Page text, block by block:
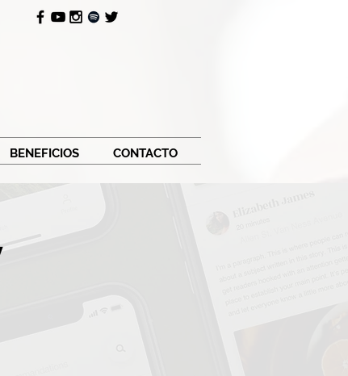
BENEFICIOS CONTACTO